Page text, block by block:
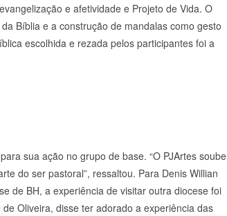
e afetividade e Projeto de Vida. O
Bíblia e a construção de mandalas como gesto
escolhida e rezada pelos participantes foi a
sua ação no grupo de base. “O PJArtes soube
do ser pastoral”, ressaltou. Para Denis Willian
de BH, a experiência de visitar outra diocese foi
Oliveira, disse ter adorado a experiência das